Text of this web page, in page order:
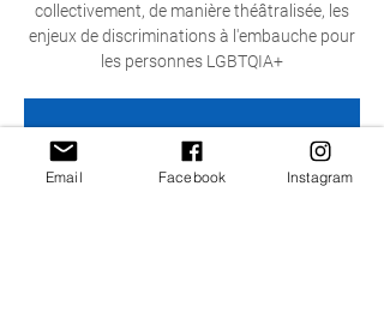
collectivement, de manière théâtralisée, les
enjeux de discriminations à l'embauche pour
les personnes LGBTQIA+
Les inscriptions sont closes
Voir autres événements
Email Facebook Instagram